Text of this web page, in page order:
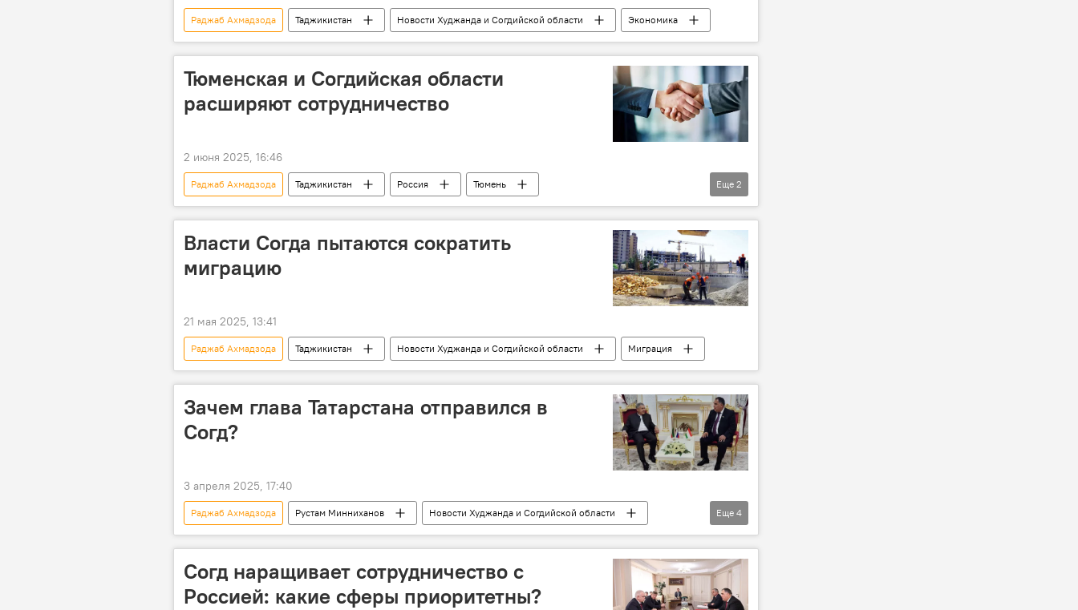
Раджаб Ахмадзода Таджикистан Новости Худжанда и Согдийской области Экономика
Тюменская и Согдийская области
расширяют сотрудничество
2 июня 2025, 16:46
Раджаб Ахмадзода Таджикистан Россия
Тюмень
Новости Худжанда и Согдийской области
Экономика
Еще 2
Власти Согда пытаются сократить
миграцию
21 мая 2025, 13:41
Раджаб Ахмадзода Таджикистан Новости Худжанда и Согдийской области Миграция
Зачем глава Татарстана отправился в
Согд?
3 апреля 2025, 17:40
Раджаб Ахмадзода Рустам Минниханов
Новости Худжанда и Согдийской области
Таджикистан
Татарстан Россия Экономика
Еще 4
Согд наращивает сотрудничество с
Россией: какие сферы приоритетны?